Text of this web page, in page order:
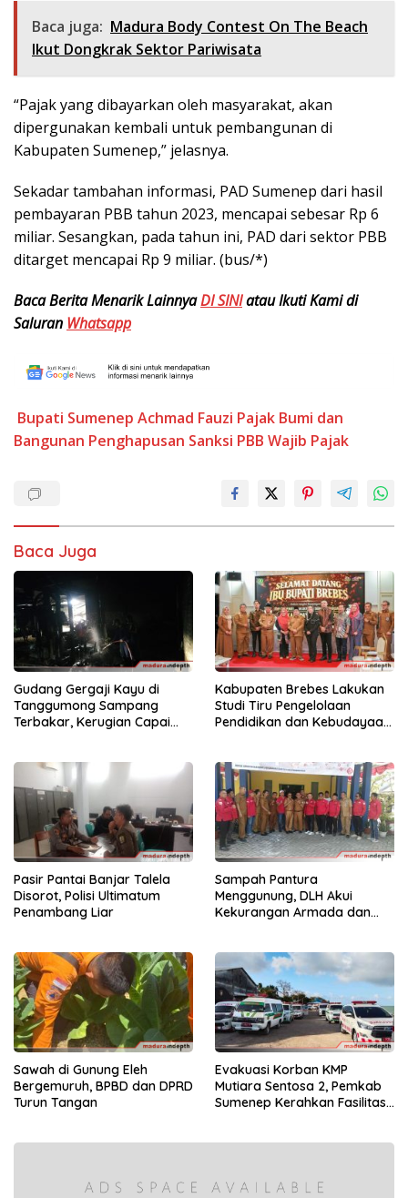
Baca juga: Madura Body Contest On The Beach
Ikut Dongkrak Sektor Pariwisata
“Pajak yang dibayarkan oleh masyarakat, akan
dipergunakan kembali untuk pembangunan di
Kabupaten Sumenep,” jelasnya.
Sekadar tambahan informasi, PAD Sumenep dari hasil
pembayaran PBB tahun 2023, mencapai sebesar Rp 6
miliar. Sesangkan, pada tahun ini, PAD dari sektor PBB
ditarget mencapai Rp 9 miliar. (bus/*)
Baca Berita Menarik LainnyaDI SINIatau Ikuti Kami di
Saluran Whatsapp
Bupati Sumenep Achmad Fauzi Pajak Bumi dan
Bangunan Penghapusan Sanksi PBB Wajib Pajak
Baca Juga
Gudang Gergaji Kayu di
Tanggumong Sampang
Terbakar, Kerugian Capai
Kabupaten Brebes Lakukan
Studi Tiru Pengelolaan
Pendidikan dan Kebudayaan
Pasir Pantai Banjar Talela
Disorot, Polisi Ultimatum
Penambang Liar
Sampah Pantura
Menggunung, DLH Akui
Kekurangan Armada dan
Sawah di Gunung Eleh
Bergemuruh, BPBD dan DPRD
Turun Tangan
Evakuasi Korban KMP
Mutiara Sentosa 2, Pemkab
Sumenep Kerahkan Fasilitas